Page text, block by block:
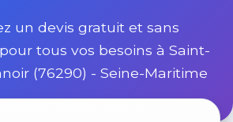
un devis gratuit et sans
tous vos besoins à Saint-
(76290) - Seine-Maritime